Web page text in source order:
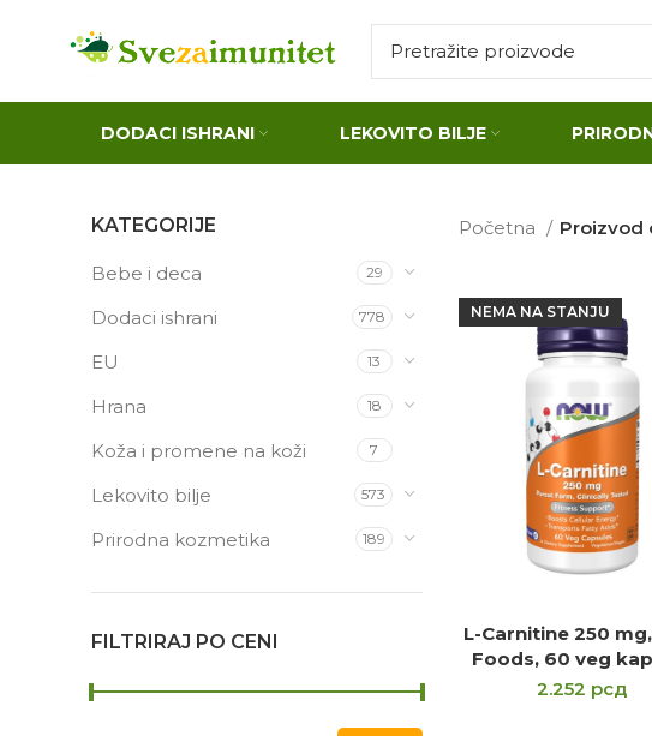
DODACI ISHRANI LEKOVITO BILJE
KATEGORIJE
Bebe i deca 29
Dodaci ishrani 778
EU 13
Hrana 18
Koža i promene na koži 7
Lekovito bilje 573
Prirodna kozmetika 189
FILTRIRAJ PO CENI
Početna Proizvod
NEMA NA STANJU
PROČITAJTE JOŠ
L-Carnitine 250
Foods, 60 veg
2.252 рсд